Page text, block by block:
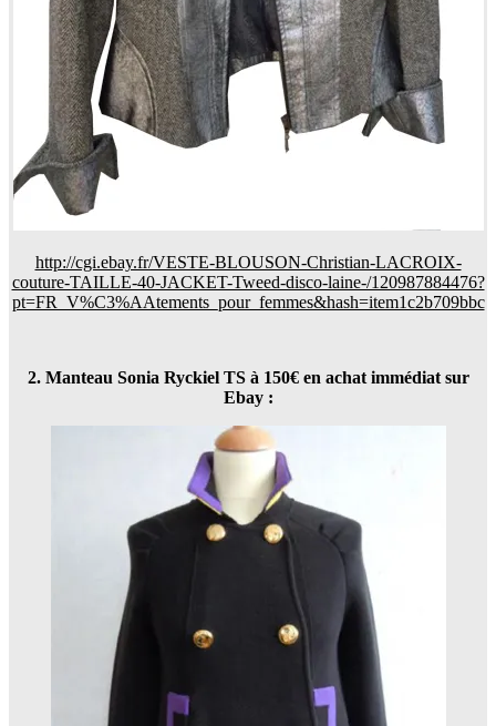
http://cgi.ebay.fr/VESTE-BLOUSON-Christian-LACROIX-
couture-TAILLE-40-JACKET-Tweed-disco-laine-/120987884476?
pt=FR_V%C3%AAtements_pour_femmes&hash=item1c2b709bbc
2. Manteau Sonia Ryckiel TS à 150€ en achat immédiat sur
Ebay :